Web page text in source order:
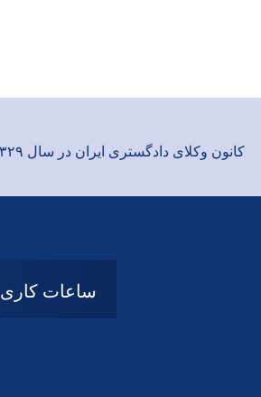
کانون وکلای دادگستری ایران در سال ۱۳۲۹ به عضویت
ساعات کاری